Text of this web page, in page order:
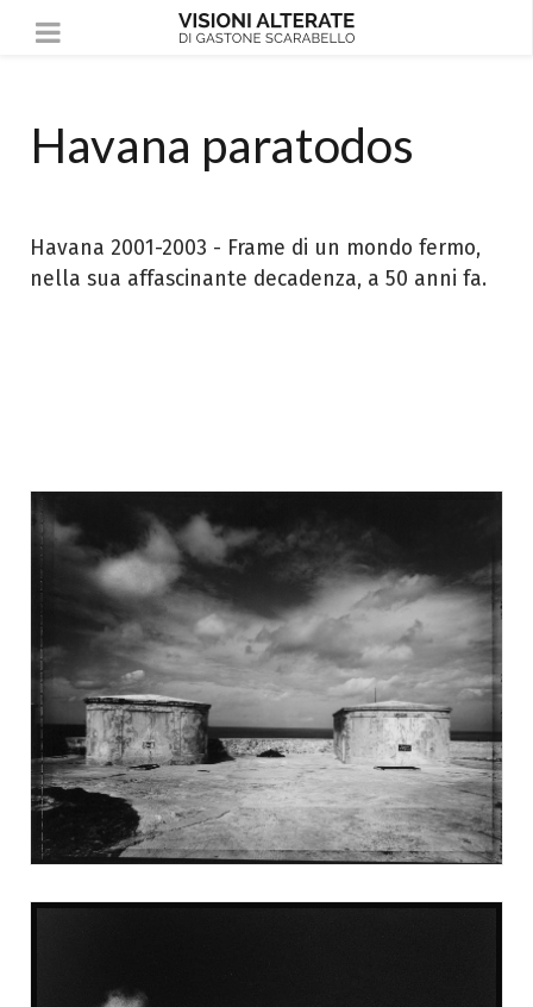
Havana paratodos
Havana 2001-2003 - Frame di un mondo fermo,
nella sua affascinante decadenza, a 50 anni fa.